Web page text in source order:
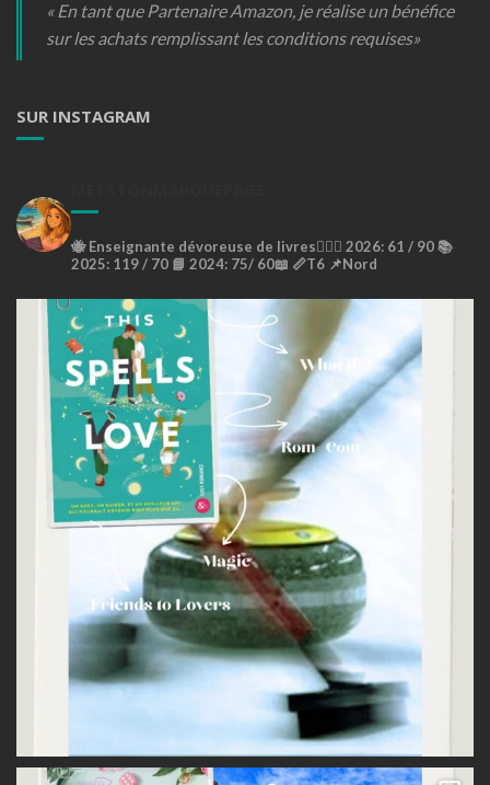
« En tant que Partenaire Amazon, je réalise un bénéfice
sur les achats remplissant les conditions requises»
SUR INSTAGRAM
🐝Enseignante dévoreuse de livres🙇🏼‍♀️ 2026: 61 / 90 📚
2025: 119 / 70 📘 2024: 75/ 60📖 📏T6 📌Nord